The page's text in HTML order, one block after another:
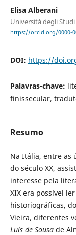
Elisa Alberani
Università degli
https://orcid.org/0000-
DOI: https://
Palavras-chave:
finissecular,
Resumo
Na Itália, entre as
do século XX,
interesse pela
XIX era possível
historiográficas,
Vieira, diferentes
Luís de Sousade